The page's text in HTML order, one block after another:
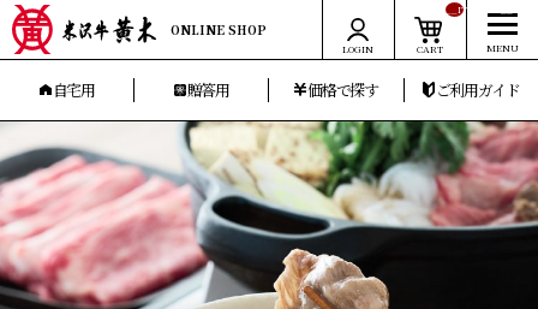
ONLINE SHOP
LOGIN CART
__ITM_CNT__
自宅用 贈答用 価格で探す ご利用ガイド